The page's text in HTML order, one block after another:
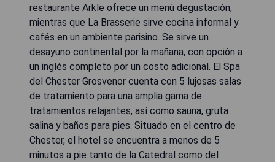
restaurante Arkle ofrece un menú degustación,
mientras que La Brasserie sirve cocina informal y
cafés en un ambiente parisino. Se sirve un
desayuno continental por la mañana, con opción a
un inglés completo por un costo adicional. El Spa
del Chester Grosvenor cuenta con 5 lujosas salas
de tratamiento para una amplia gama de
tratamientos relajantes, así como sauna, gruta
salina y baños para pies. Situado en el centro de
Chester, el hotel se encuentra a menos de 5
minutos a pie tanto de la Catedral como del